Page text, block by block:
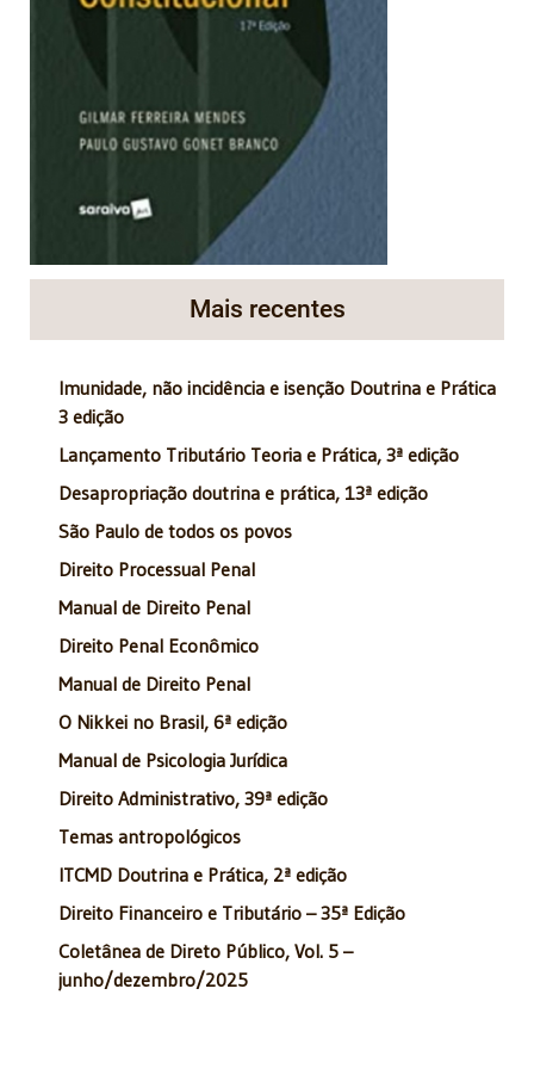
Mais recentes
Imunidade, não incidência e isenção Doutrina e Prática
3 edição
Lançamento Tributário Teoria e Prática, 3ª edição
Desapropriação doutrina e prática, 13ª edição
São Paulo de todos os povos
Direito Processual Penal
Manual de Direito Penal
Direito Penal Econômico
Manual de Direito Penal
O Nikkei no Brasil, 6ª edição
Manual de Psicologia Jurídica
Direito Administrativo, 39ª edição
Temas antropológicos
ITCMD Doutrina e Prática, 2ª edição
Direito Financeiro e Tributário – 35ª Edição
Coletânea de Direto Público, Vol. 5 –
junho/dezembro/2025